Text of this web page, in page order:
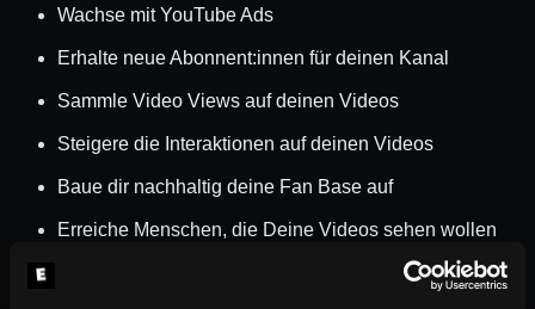
Wachse mit YouTube Ads
Erhalte neue Abonnent:innen für deinen Kanal
Sammle Video Views auf deinen Videos
Steigere die Interaktionen auf deinen Videos
Baue dir nachhaltig deine Fan Base auf
Erreiche Menschen, die Deine Videos sehen wollen